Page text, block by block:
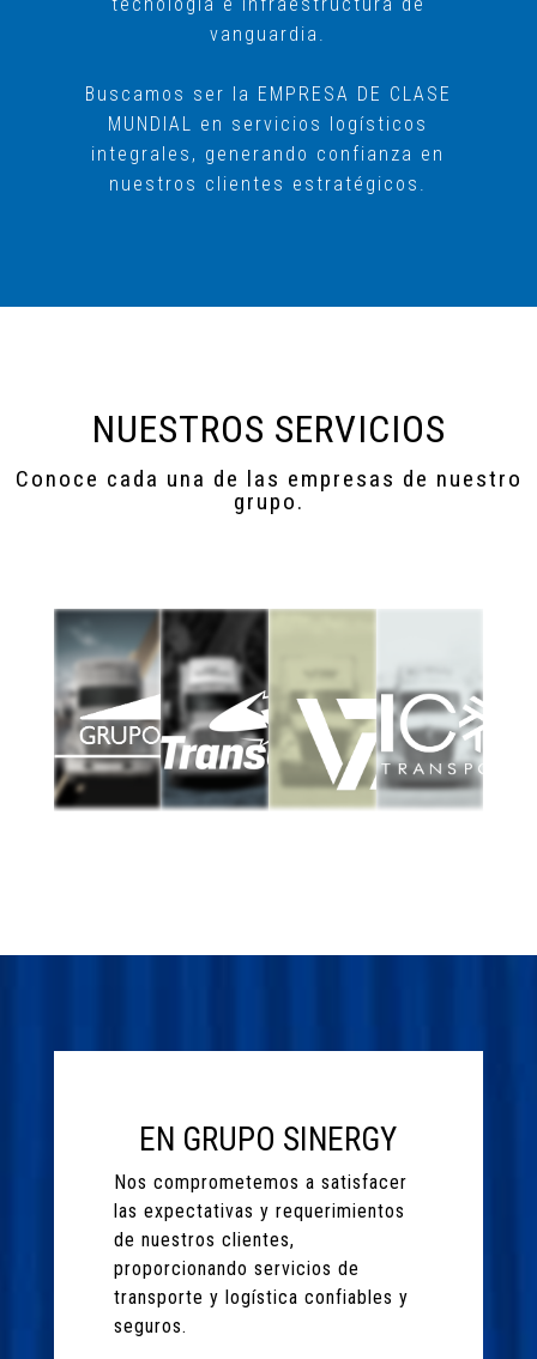
tecnología e infraestructura de
vanguardia.
Buscamos ser la EMPRESA DE CLASE
MUNDIAL en servicios logísticos
integrales, generando confianza en
nuestros clientes estratégicos.
NUESTROS SERVICIOS
Conoce cada una de las empresas de nuestro
grupo.
EN GRUPO SINERGY
Nos comprometemos a satisfacer
las expectativas y requerimientos
de nuestros clientes,
proporcionando servicios de
transporte y logística confiables y
seguros.